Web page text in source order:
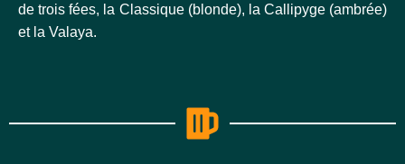
de trois fées, la Classique (blonde), la Callipyge (ambrée)
et la Valaya.